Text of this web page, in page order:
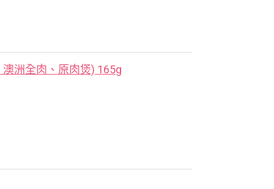
洲全肉、原肉煲) 165g